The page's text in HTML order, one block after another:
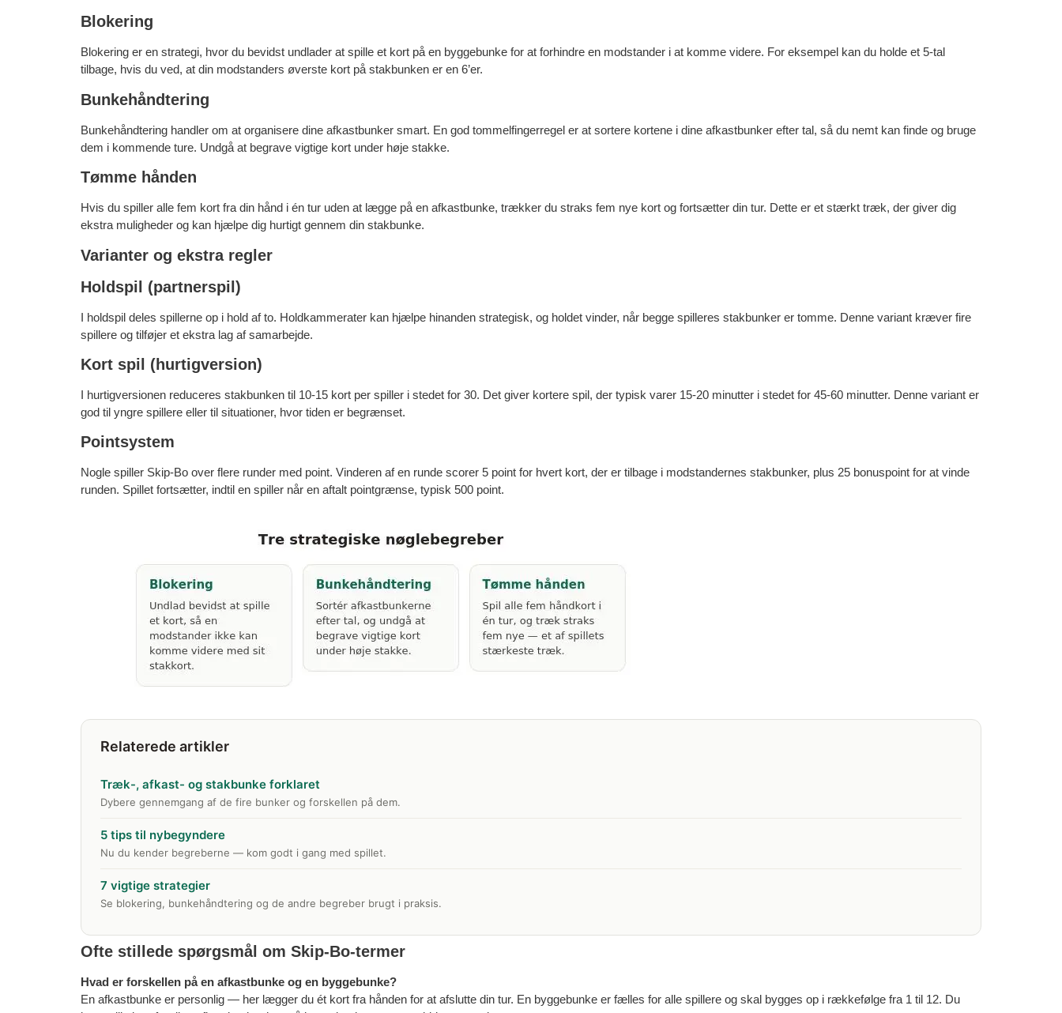
Blokering
Blokering er en strategi, hvor du bevidst undlader at spille et kort på en byggebunke for at forhindre en modstander i at komme videre. For eksempel kan du holde et 5-tal
tilbage, hvis du ved, at din modstanders øverste kort på stakbunken er en 6’er.
Bunkehåndtering
Bunkehåndtering handler om at organisere dine afkastbunker smart. En god tommelfingerregel er at sortere kortene i dine afkastbunker efter tal, så du nemt kan finde og bruge
dem i kommende ture. Undgå at begrave vigtige kort under høje stakke.
Tømme hånden
Hvis du spiller alle fem kort fra din hånd i én tur uden at lægge på en afkastbunke, trækker du straks fem nye kort og fortsætter din tur. Dette er et stærkt træk, der giver dig
ekstra muligheder og kan hjælpe dig hurtigt gennem din stakbunke.
Varianter og ekstra regler
Holdspil (partnerspil)
I holdspil deles spillerne op i hold af to. Holdkammerater kan hjælpe hinanden strategisk, og holdet vinder, når begge spilleres stakbunker er tomme. Denne variant kræver fire
spillere og tilføjer et ekstra lag af samarbejde.
Kort spil (hurtigversion)
I hurtigversionen reduceres stakbunken til 10-15 kort per spiller i stedet for 30. Det giver kortere spil, der typisk varer 15-20 minutter i stedet for 45-60 minutter. Denne variant er
god til yngre spillere eller til situationer, hvor tiden er begrænset.
Pointsystem
Nogle spiller Skip-Bo over flere runder med point. Vinderen af en runde scorer 5 point for hvert kort, der er tilbage i modstandernes stakbunker, plus 25 bonuspoint for at vinde
runden. Spillet fortsætter, indtil en spiller når en aftalt pointgrænse, typisk 500 point.
Relaterede artikler
Træk-, afkast- og stakbunke forklaret
Dybere gennemgang af de fire bunker og forskellen på dem.
5 tips til nybegyndere
Nu du kender begreberne — kom godt i gang med spillet.
7 vigtige strategier
Se blokering, bunkehåndtering og de andre begreber brugt i praksis.
Ofte stillede spørgsmål om Skip-Bo-termer
Hvad er forskellen på en afkastbunke og en byggebunke?
En afkastbunke er personlig — her lægger du ét kort fra hånden for at afslutte din tur. En byggebunke er fælles for alle spillere og skal bygges op i rækkefølge fra 1 til 12. Du